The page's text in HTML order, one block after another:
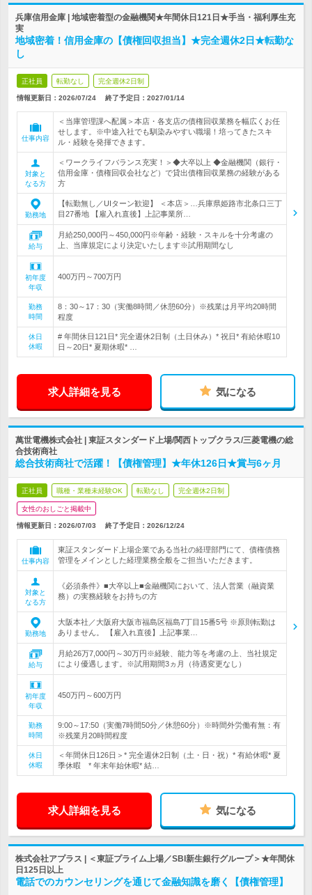
兵庫信用金庫 | 地域密着型の金融機関★年間休日121日★手当・福利厚生充
実
地域密着！信用金庫の【債権回収担当】★完全週休2日★転勤な
し
正社員 転勤なし 完全週休2日制
情報更新日：2026/07/24 終了予定日： 2027/01/14
仕事内容
＜当庫管理課へ配属＞本店・各支店の債権回収業務を幅広くお任
せします。※中途入社でも馴染みやすい職場！培ってきたスキ
ル・経験を発揮できます。
対象と
なる方
＜ワークライフバランス充実！＞◆大卒以上 ◆金融機関（銀行・
信用金庫・債権回収会社など）で貸出債権回収業務の経験がある
方
勤務地
【転勤無し／UIターン歓迎】 ＜本店＞…兵庫県姫路市北条口三丁
目27番地 【雇入れ直後】上記事業所…
給与
月給250,000円～450,000円※年齢・経験・スキルを十分考慮の
上、当庫規定により決定いたします※試用期間なし
初年度
年収
400万円～700万円
勤務
時間
8：30～17：30（実働8時間／休憩60分）※残業は月平均20時間
程度
休日
休暇
# 年間休日121日* 完全週休2日制（土日休み）* 祝日* 有給休暇10
日～20日* 夏期休暇* …
求人詳細を見る 気になる
萬世電機株式会社 | 東証スタンダード上場/関西トップクラス/三菱電機の総
合技術商社
総合技術商社で活躍！【債権管理】★年休126日★賞与6ヶ月
正社員 職種・業種未経験OK 転勤なし 完全週休2日制
女性のおしごと掲載中
情報更新日：2026/07/03 終了予定日： 2026/12/24
仕事内容
東証スタンダード上場企業である当社の経理部門にて、債権債務
管理をメインとした経理業務全般をご担当いただきます。
対象と
なる方
《必須条件》■大卒以上■金融機関において、法人営業（融資業
務）の実務経験をお持ちの方
勤務地
大阪本社／大阪府大阪市福島区福島7丁目15番5号 ※原則転勤は
ありません。 【雇入れ直後】上記事業…
給与
月給26万7,000円～30万円※経験、能力等を考慮の上、当社規定
により優遇します。※試用期間3ヵ月（待遇変更なし）
初年度
年収
450万円～600万円
勤務
時間
9:00～17:50（実働7時間50分／休憩60分）※時間外労働有無：有
※残業月20時間程度
休日
休暇
＜年間休日126日＞* 完全週休2日制（土・日・祝）* 有給休暇* 夏
季休暇 * 年末年始休暇* 結…
求人詳細を見る 気になる
株式会社アプラス | ＜東証プライム上場／SBI新生銀行グループ＞★年間休
日125日以上
電話でのカウンセリングを通じて金融知識を磨く【債権管理】